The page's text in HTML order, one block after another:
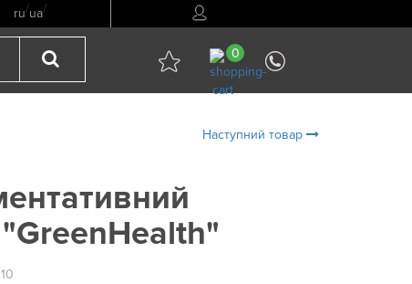
ru/ua/
0
Наступний товар